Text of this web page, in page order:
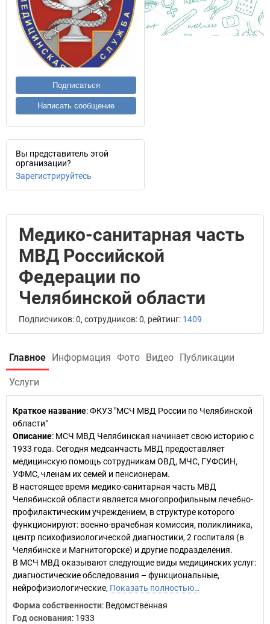
Подписаться
Написать сообщение
Вы представитель этой
организации?
Зарегистрируйтесь
Медико-санитарная часть
МВД Российской
Федерации по
Челябинской области
Подписчиков: 0, сотрудников: 0, рейтинг: 1409
Главное Информация Фото Видео Публикации
Услуги
Краткое название:ФКУЗ "МСЧ МВД России по Челябинской
области"
Описание: МСЧ МВД Челябинская начинает свою историю с
1933 года. Сегодня медсанчасть МВД предоставляет
медицинскую помощь сотрудникам ОВД, МЧС, ГУФСИН,
УФМС, членам их семей и пенсионерам.
В настоящее время медико-санитарная часть МВД
Челябинской области является многопрофильным лечебно-
профилактическим учреждением, в структуре которого
функционируют: военно-врачебная комиссия, поликлиника,
центр психофизиологической диагностики, 2 госпиталя (в
Челябинске и Магнитогорске) и другие подразделения.
В МСЧ МВД оказывают следующие виды медицинских услуг:
диагностические обследования – функциональные,
нейрофизиологические, Показать полностью…
Форма собственности: Ведомственная
Год основания: 1933